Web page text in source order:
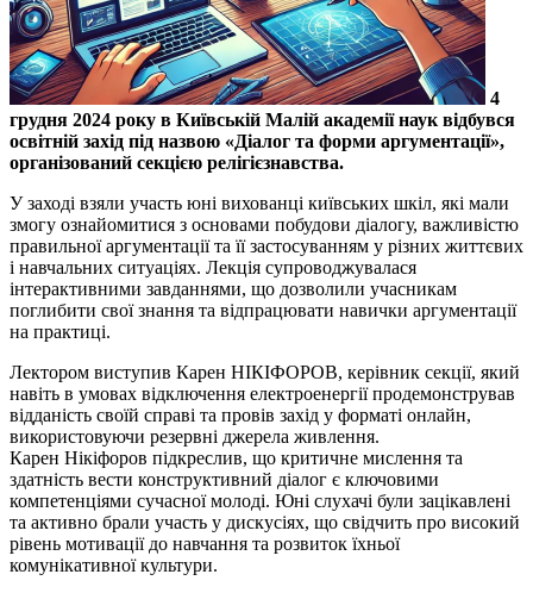
4
грудня 2024 року в Київській Малій академії наук відбувся
освітній захід під назвою «Діалог та форми аргументації»,
організований секцією релігієзнавства.
У заході взяли участь юні вихованці київських шкіл, які мали
змогу ознайомитися з основами побудови діалогу, важливістю
правильної аргументації та її застосуванням у різних життєвих
і навчальних ситуаціях. Лекція супроводжувалася
інтерактивними завданнями, що дозволили учасникам
поглибити свої знання та відпрацювати навички аргументації
на практиці.
Лектором виступив Карен НІКІФОРОВ, керівник секції, який
навіть в умовах відключення електроенергії продемонстрував
відданість своїй справі та провів захід у форматі онлайн,
використовуючи резервні джерела живлення.
Карен Нікіфоров підкреслив, що критичне мислення та
здатність вести конструктивний діалог є ключовими
компетенціями сучасної молоді. Юні слухачі були зацікавлені
та активно брали участь у дискусіях, що свідчить про високий
рівень мотивації до навчання та розвиток їхньої
комунікативної культури.